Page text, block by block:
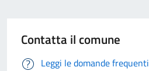
Contatta il comune
Leggi le domande frequenti